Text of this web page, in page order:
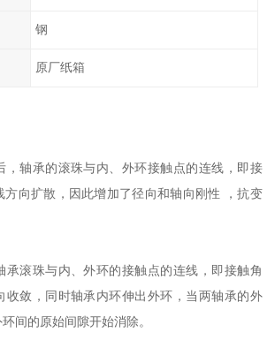
钢
原厂纸箱
，轴承的滚珠与内、外环接触点的连线，即接
方向扩散，因此增加了径向和轴向刚性 ，抗变
承滚珠与内、外环的接触点的连线，即接触角
收敛，同时轴承内环伸出外环，当两轴承的外
间的原始间隙开始消除。